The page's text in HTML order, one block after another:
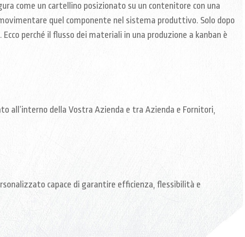
come un cartellino posizionato su un contenitore con una
quel componente nel sistema produttivo. Solo dopo
perché il flusso dei materiali in una produzione a kanban è
all’interno della Vostra Azienda e tra Azienda e Fornitori,
capace di garantire efficienza, flessibilità e